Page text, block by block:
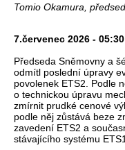
Tomio Okamura,
7.červenec 2026 - 05:30
Předseda Sněmovny a
odmítl poslední úpravy
povolenek ETS2. Podle
o technickou úpravu
zmírnit prudké cenové
podle něj zůstává beze
zavedení ETS2 a
stávajícího systému ETS1.